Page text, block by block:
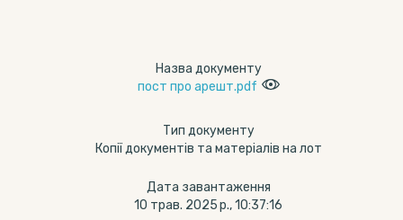
Назва документу
пост про арешт.pdf
Тип документу
Копії документів та матеріалів на лот
Дата завантаження
10 трав. 2025 р., 10:37:16